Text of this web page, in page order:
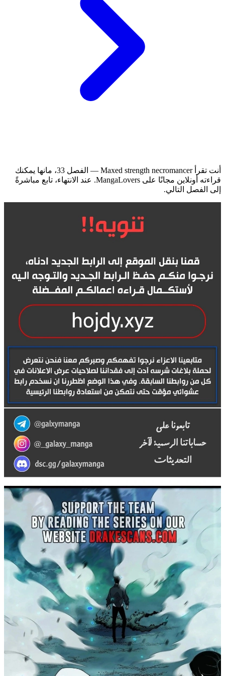
أنت تقرأ Maxed strength necromancer — الفصل 33، مانها يمكنك
قراءته أونلاين مجانًا على MangaLovers.
عند الانتهاء، تابع مباشرةً
إلى الفصل التالي.